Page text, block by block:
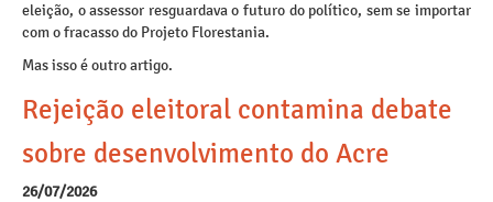
eleição, o assessor resguardava o futuro do político, sem se importar
com o fracasso do Projeto Florestania.
Mas isso é outro artigo.
Rejeição eleitoral contamina debate
sobre desenvolvimento do Acre
26/07/2026